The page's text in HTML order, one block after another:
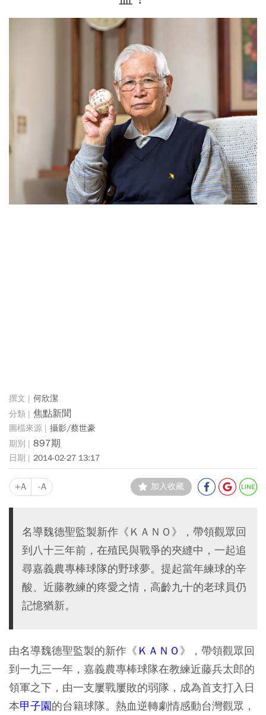
何欣潔
焦點新聞
攝影/蔡世豪
897期
2014-02-27 13:17
+A -A 加入收藏
名導魏德聖監製新作《ＫＡＮＯ》，帶領觀眾回
到八十三年前，在殖民與戰爭的夾縫中，一起追
尋嘉義農專棒球隊的野球夢。提起當年練球的辛
酸、近藤教練的疼愛之情，高齡九十的老球員仍
記憶猶新。
由名導魏德聖監製的新作《 ＫＡＮＯ 》，帶領觀眾回
到一九三一年，嘉義農專棒球隊在教練近藤兵太郎的
領軍之下，由一支屢戰屢敗的弱隊，成為首支打入日
本甲子園的台籍球隊。熱血逆轉劇情感動台灣觀眾，